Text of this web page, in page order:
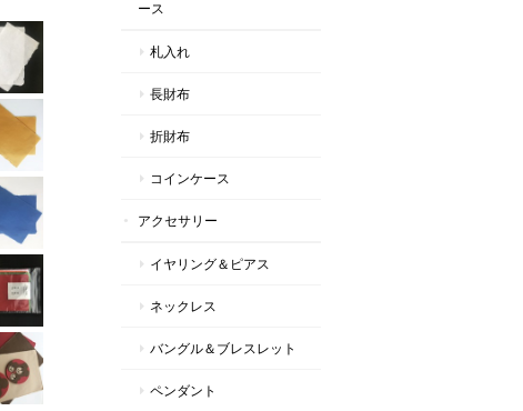
ース
札入れ
長財布
折財布
コインケース
アクセサリー
イヤリング＆ピアス
ネックレス
バングル＆ブレスレット
ペンダント